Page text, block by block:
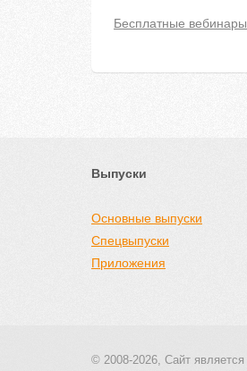
Бесплатные вебинары
Выпуски
Основные выпуски
Спецвыпуски
Приложения
© 2008-2026, Сайт является